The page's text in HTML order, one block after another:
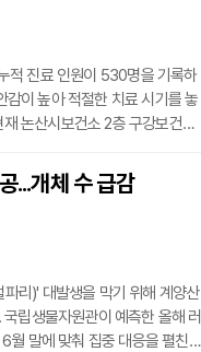
적 진료 인원이 530명을 기록하
이 높아 적절한 치료 시기를 놓
논산시보건소 2층 구강보건센
진료 항목은 충치 치료, 스케
는 대기 과정에서 발생할 수 있
...개체 수 급감
리)' 대발생을 막기 위해 계양산
립생물자원관이 예측한 올해 러
월 말에 맞춰 집중 대응을 펼친